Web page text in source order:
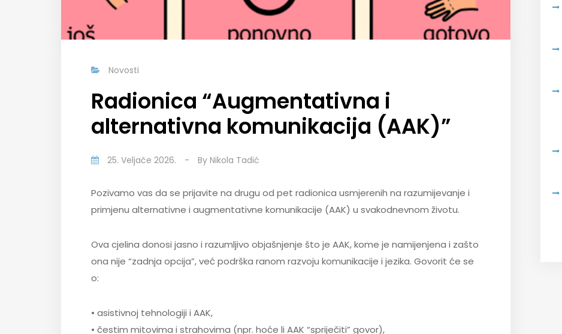
Novosti
Radionica “Augmentativna i
alternativna komunikacija (AAK)”
25. Veljače 2026. - By Nikola Tadić
Pozivamo vas da se prijavite na drugu od pet radionica usmjerenih na razumijevanje i
primjenu alternativne i augmentativne komunikacije (AAK) u svakodnevnom životu.
Ova cjelina donosi jasno i razumljivo objašnjenje što je AAK, kome je namijenjena i zašto
ona nije “zadnja opcija”, već podrška ranom razvoju komunikacije i jezika. Govorit će se
o:
• asistivnoj tehnologiji i AAK,
• čestim mitovima i strahovima (npr. hoće li AAK “spriječiti” govor),